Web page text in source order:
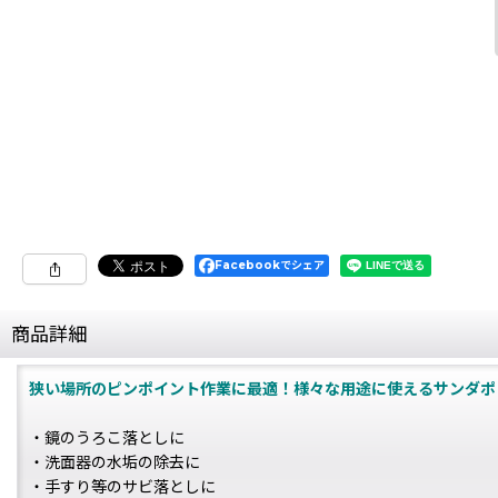
Facebookでシェア
商品詳細
狭い場所のピンポイント作業に最適！様々な用途に使えるサンダ
・鏡のうろこ落としに
・洗面器の水垢の除去に
・手すり等のサビ落としに